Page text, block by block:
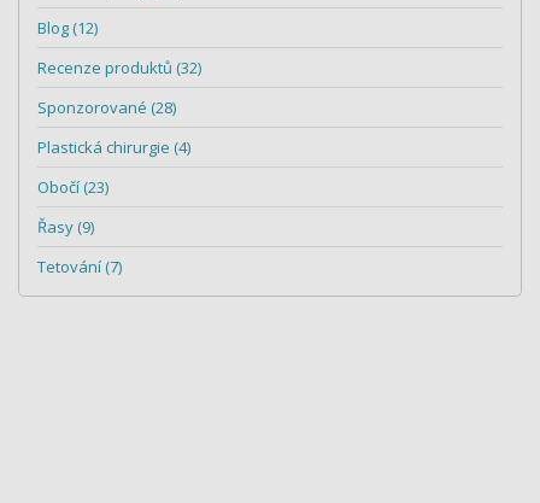
Blog (12)
Recenze produktů (32)
Sponzorované (28)
Plastická chirurgie (4)
Obočí (23)
Řasy (9)
Tetování (7)